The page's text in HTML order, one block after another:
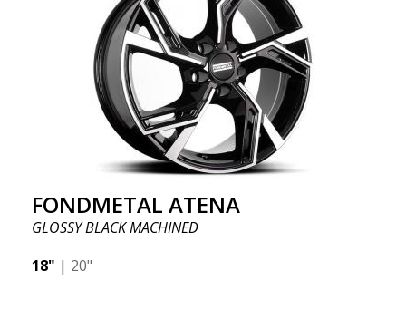
FONDMETAL ATENA
GLOSSY BLACK MACHINED
18" | 20"